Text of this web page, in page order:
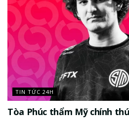
TIN TỨC 24H
Tòa Phúc thẩm Mỹ chính